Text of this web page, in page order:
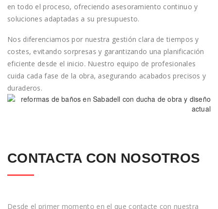
en todo el proceso, ofreciendo asesoramiento continuo y
soluciones adaptadas a su presupuesto.
Nos diferenciamos por nuestra gestión clara de tiempos y
costes, evitando sorpresas y garantizando una planificación
eficiente desde el inicio. Nuestro equipo de profesionales
cuida cada fase de la obra, asegurando acabados precisos y
duraderos.
CONTACTA CON NOSOTROS
Desde el primer momento en el que contacte con nuestra